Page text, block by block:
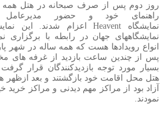
روز دوم پس از صرف صبحانه در هتل همه
راهنمای خود و حضور مدیرعامل
نمایشگاه Heaventاعزام شدند. این
نمایشگاههای جهان در رابطه با برگزاری
انواع رویدادها هست که همه ساله در شهر
پس از چندین ساعت بازدید از غرفه های
بسیار مورد توجه بازدیدکنندگان قرار
هتل محل اقامت خود بازگشتند و بعد ازظهر
آزاد بود از مراکز مهم دیدنی و مراکز خرید
نمودند.